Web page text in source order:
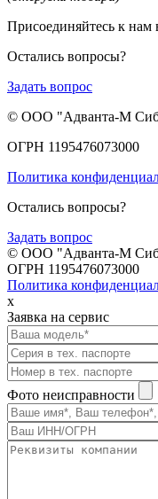
Присоединяйтесь к нам
Остались вопросы?
Задать вопрос
© ООО "Адванта-М
ОГРН 1195476073000
Политика
Остались вопросы?
Задать вопрос
© ООО "Адванта-М
ОГРН 1195476073000
Политика
x
Заявка на сервис
Фото неисправности